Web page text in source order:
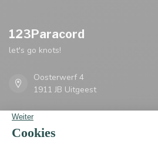
123Paracord
let's go knots!
Oosterwerf 4
1911 JB Uitgeest